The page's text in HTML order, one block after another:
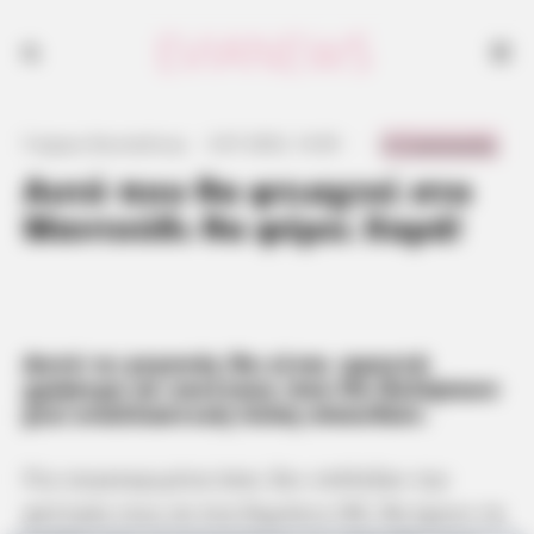
Αυτό που θα φτιαχτεί στο
Μαντούδι θα φέρει Χαρά!
Αυτό το γεγονός θα είναι αρκετά
χρήσιμο σε εκείνους που θα θελήσουν
μια εναλλακτική λύση σπουδών.